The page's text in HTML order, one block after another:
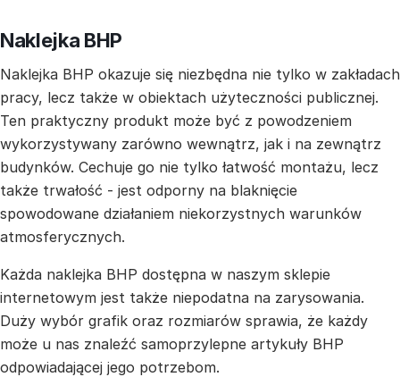
Naklejka BHP
Naklejka BHP okazuje się niezbędna nie tylko w zakładach
pracy, lecz także w obiektach użyteczności publicznej.
Ten praktyczny produkt może być z powodzeniem
wykorzystywany zarówno wewnątrz, jak i na zewnątrz
budynków. Cechuje go nie tylko łatwość montażu, lecz
także trwałość - jest odporny na blaknięcie
spowodowane działaniem niekorzystnych warunków
atmosferycznych.
Każda naklejka BHP dostępna w naszym sklepie
internetowym jest także niepodatna na zarysowania.
Duży wybór grafik oraz rozmiarów sprawia, że każdy
może u nas znaleźć samoprzylepne artykuły BHP
odpowiadającej jego potrzebom.